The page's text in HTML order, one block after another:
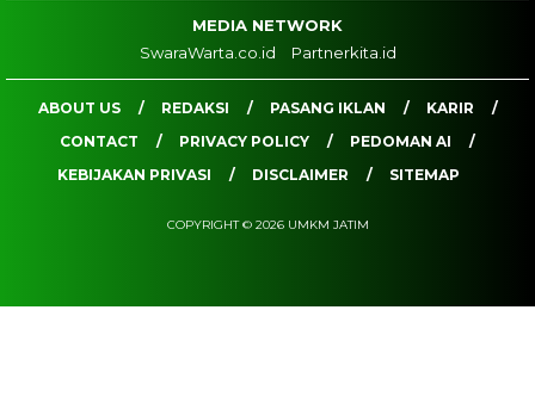
MEDIA NETWORK
SwaraWarta.co.id
Partnerkita.id
ABOUT US REDAKSI PASANG IKLAN
KARIR
CONTACT
PRIVACY POLICY
PEDOMAN AI
KEBIJAKAN PRIVASI
DISCLAIMER SITEMAP
COPYRIGHT © 2026 UMKM JATIM